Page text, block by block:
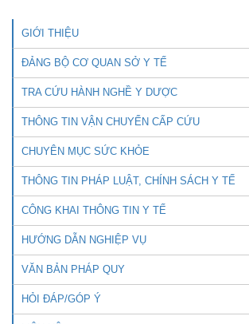
GIỚI THIỆU
ĐẢNG BỘ CƠ QUAN SỞ Y TẾ
TRA CỨU HÀNH NGHỀ Y DƯỢC
THÔNG TIN VẬN CHUYỂN CẤP CỨU
CHUYÊN MỤC SỨC KHỎE
THÔNG TIN PHÁP LUẬT, CHÍNH SÁCH Y TẾ
CÔNG KHAI THÔNG TIN Y TẾ
HƯỚNG DẪN NGHIỆP VỤ
VĂN BẢN PHÁP QUY
HỎI ĐÁP/GÓP Ý